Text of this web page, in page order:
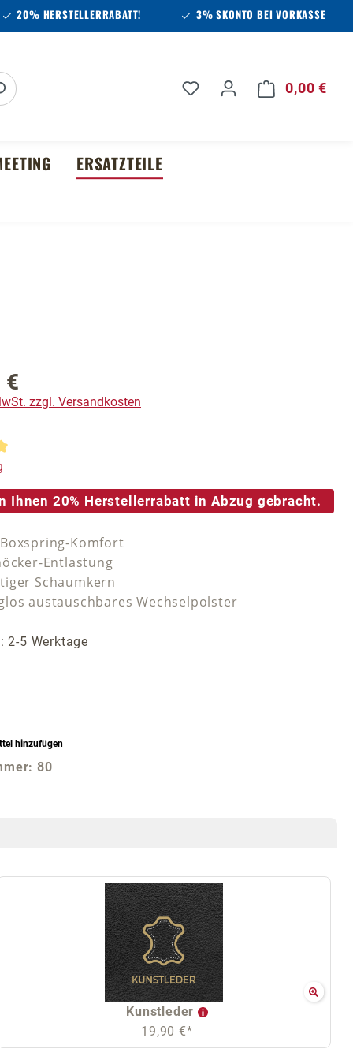
20% HERSTELLERRABATT! 3% SKONTO BEI VORKASSE
Du hast 0 Produkte auf
0,00 €
ERSATZTEILE
€
zzgl. Versandkosten
Bewertung von 5 von 5 Sternen
Ihnen 20% Herstellerrabatt in Abzug gebracht.
Komfort
Entlastung
Schaumkern
austauschbares Wechselpolster
2-5 Werktage
hinzufügen
80
Kunstleder
19,90 €*